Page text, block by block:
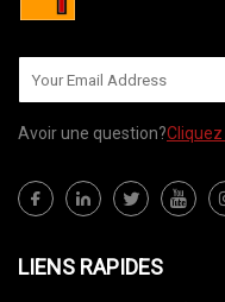
Avoir une question?Cliquez
LIENS RAPIDES